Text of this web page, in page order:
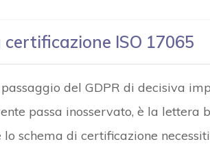
certificazione ISO 17065
del GDPR di decisiva
passa inosservato, è la lettera
lo schema di certificazione